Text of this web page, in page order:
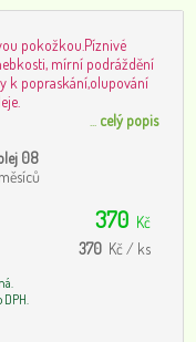
pokožkou.Píznivé
mírní podráždění
k popraskání,olupování
celý popis
08
370 Kč
370 Kč / ks